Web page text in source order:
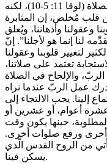
الرب يشجع على المثابرة والحاحنا في الصلاة (لوقا 11: 5-10)، لكنه
قلب مُخلص، إن المثابرة
وعقولنا وأذهاننا، ويُعلق
لنا إنما هو لأجلنا”. إنّ
لتغيير قلوبنا وعقولنا
تعتمد على صلاتنا،
والإلحاح في الصلاة
إلينا. يجب الالتجاء إلى
أعوام، أو عشرين أو
حينها يكون وقت
أخرى ورفع صلوات أخرى.
من الروح القدس الّذي
يسكن فينا.